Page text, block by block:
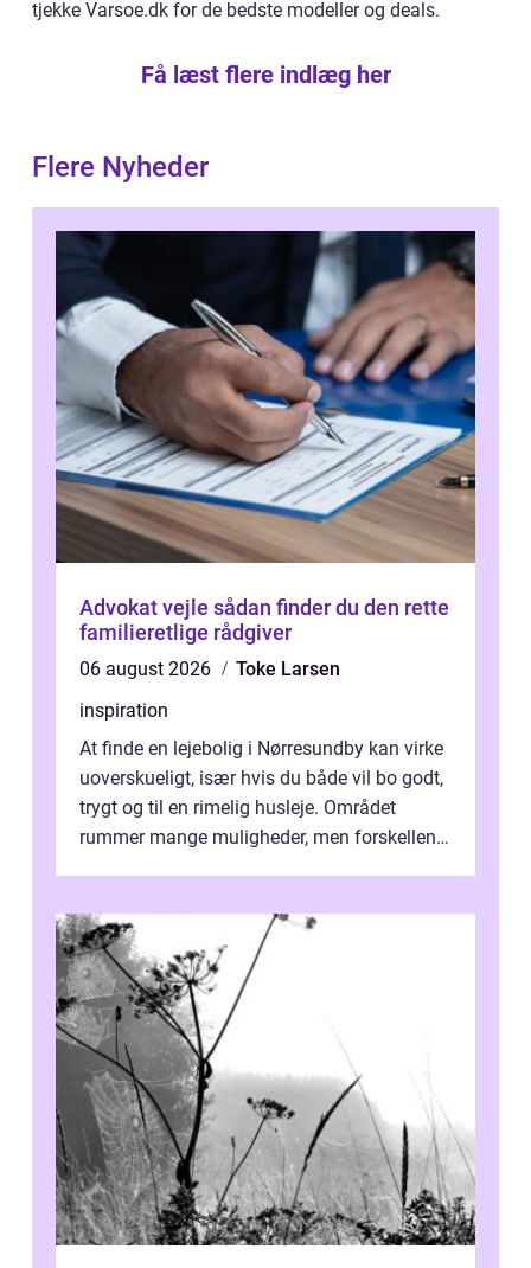
tjekke Varsoe.dk for de bedste modeller og deals.
Få læst flere indlæg her
Flere Nyheder
Advokat vejle sådan finder du den rette
familieretlige rådgiver
06 august 2026
Toke Larsen
inspiration
At finde en lejebolig i Nørresundby kan virke
uoverskueligt, især hvis du både vil bo godt,
trygt og til en rimelig husleje. Området
rummer mange muligheder, men forskellene